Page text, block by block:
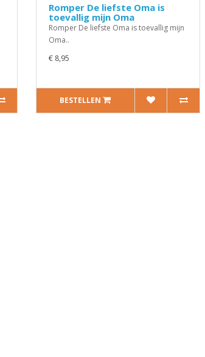
Romper De liefste Oma is
toevallig mijn Oma
Romper De liefste Oma is toevallig mijn
Oma..
€ 8,95
BESTELLEN